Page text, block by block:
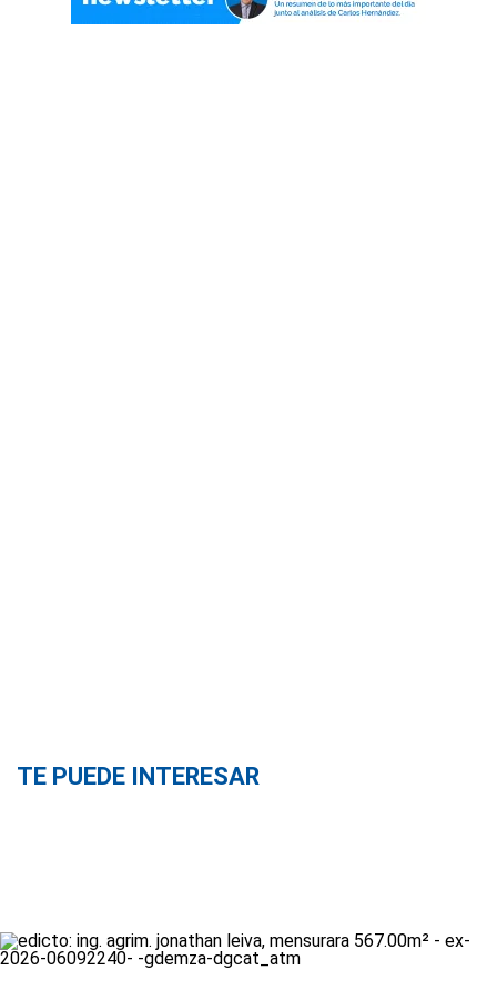
TE PUEDE INTERESAR